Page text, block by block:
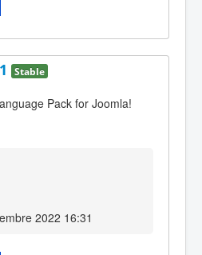
Stable
Pack for Joomla!
2022 16:31